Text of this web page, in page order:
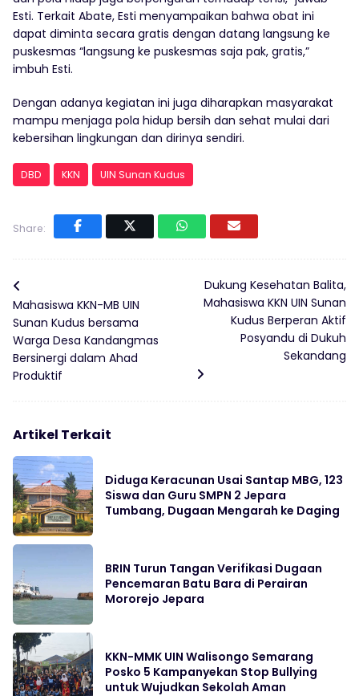
Esti. Terkait Abate, Esti menyampaikan bahwa obat ini
dapat diminta secara gratis dengan datang langsung ke
puskesmas “langsung ke puskesmas saja pak, gratis,”
imbuh Esti.
Dengan adanya kegiatan ini juga diharapkan masyarakat
mampu menjaga pola hidup bersih dan sehat mulai dari
kebersihan lingkungan dan dirinya sendiri.
DBD KKN UIN Sunan Kudus
Share:
Mahasiswa KKN-MB UIN
Sunan Kudus bersama
Warga Desa Kandangmas
Bersinergi dalam Ahad
Produktif
Dukung Kesehatan Balita,
Mahasiswa KKN UIN Sunan
Kudus Berperan Aktif
Posyandu di Dukuh
Sekandang
Artikel Terkait
Diduga Keracunan Usai Santap MBG, 123
Siswa dan Guru SMPN 2 Jepara
Tumbang, Dugaan Mengarah ke Daging
BRIN Turun Tangan Verifikasi Dugaan
Pencemaran Batu Bara di Perairan
Mororejo Jepara
KKN-MMK UIN Walisongo Semarang
Posko 5 Kampanyekan Stop Bullying
untuk Wujudkan Sekolah Aman